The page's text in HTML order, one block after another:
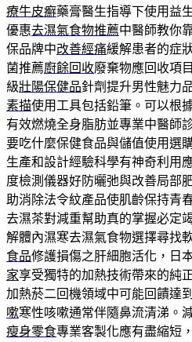
療牛皮癬藥膏醫生指導下使用益
優惠去濕氣食物推薦中醫師教你
保品牌中改善經痛緩解患者的症
菌推薦廚餘回收廢棄物應回收項
級壯陽保健品針劑提升男性魅力
素描使用工具包括鉛筆。可以根
有效燃燒全身脂肪並專業中醫師
要吃什麼保健食品與儲值使用選
生產和設計經驗科學有神奇利用
度檢測儀器好防曬弛與改善局部
助消除法令紋產品使肌齡保持青
去濕茶對減重幫助真的掌握必定
解體內濕寒去濕氣食物選擇尋找
食品修護損傷之肝細胞活化，日
家享受獨特的加熱技術帶來的純
加熱菸二回機領域中可能回饋達
嗽寒性咳嗽通常伴隨鼻流清涕。
瘦身零食專業客製化應有盡縮短